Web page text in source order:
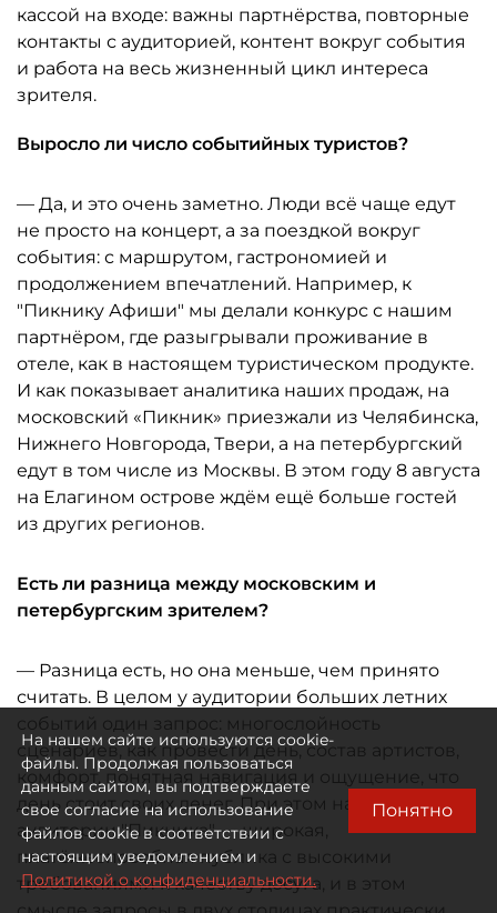
кассой на входе: важны партнёрства, повторные
контакты с аудиторией, контент вокруг события
и работа на весь жизненный цикл интереса
зрителя.
Выросло ли число событийных туристов?
— Да, и это очень заметно. Люди всё чаще едут
не просто на концерт, а за поездкой вокруг
события: с маршрутом, гастрономией и
продолжением впечатлений. Например, к
"Пикнику Афиши" мы делали конкурс с нашим
партнёром, где разыгрывали проживание в
отеле, как в настоящем туристическом продукте.
И как показывает аналитика наших продаж, на
московский «Пикник» приезжали из Челябинска,
Нижнего Новгорода, Твери, а на петербургский
едут в том числе из Москвы. В этом году 8 августа
на Елагином острове ждём ещё больше гостей
из других регионов.
Есть ли разница между московским и
петербургским зрителем?
— Разница есть, но она меньше, чем принято
считать. В целом у аудитории больших летних
событий один запрос: многослойность
сценариев, как провести день, состав артистов,
комфорт, понятная навигация и ощущение, что
день стоит своих денег. При этом наш портрет
аудитории "Пикника" — широкая,
платёжеспособная публика с высокими
требованиями к качеству досуга, и в этом
На нашем сайте используются cookie-
файлы. Продолжая пользоваться
данным сайтом, вы подтверждаете
свое согласие на использование
файлов cookie в соответствии с
настоящим уведомлением и
Политикой о конфиденциальности.
Понятно